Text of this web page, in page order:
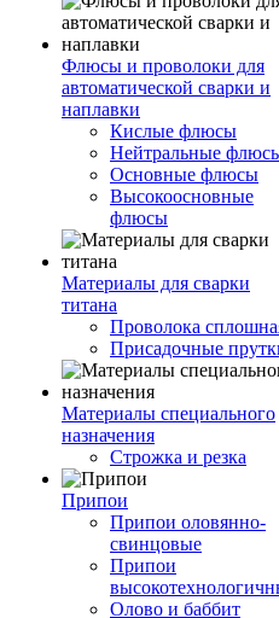
Флюсы и проволоки для
автоматической сварки и
наплавки
Кислые флюсы
Нейтральные
Основные флюсы
Высокоосновные
флюсы
Материалы для сварки
титана
Проволока
Присадочные
Материалы специального
назначения
Строжка и резка
Припои
Припои оловянно-
свинцовые
Припои
Олово и баббит